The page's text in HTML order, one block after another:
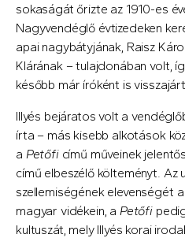
sokaságát őrizte az 1910-es
Nagyvendéglő évtizedeken
apai nagybátyjának, Raisz
Klárának – tulajdonában volt,
később már íróként is
Illyés bejáratos volt a
írta – más kisebb alkotások
a Petőficímű műveinek
című elbeszélő költeményt. Az
szellemiségének elevenségét
magyar vidékein, a Petőfi
kultuszát, mely Illyés korai